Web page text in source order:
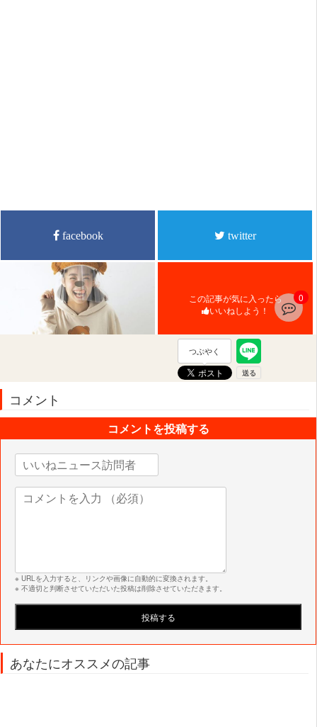
facebook twitter
この記事が気に入ったら
いいねしよう！
つぶやく
コメント
0
コメントを投稿する
※ URLを入力すると、リンクや画像に自動的に変換されます。
※ 不適切と判断させていただいた投稿は削除させていただきます。
あなたにオススメの記事